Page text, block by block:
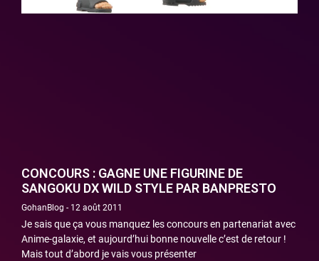
CONCOURS : GAGNE UNE FIGURINE DE
SANGOKU DX WILD STYLE PAR BANPRESTO
GohanBlog 12 août 2011
Je sais que ça vous manquez les concours en partenariat avec
Anime-galaxie, et aujourd’hui bonne nouvelle c’est de retour !
Mais tout d’abord je vais vous présenter